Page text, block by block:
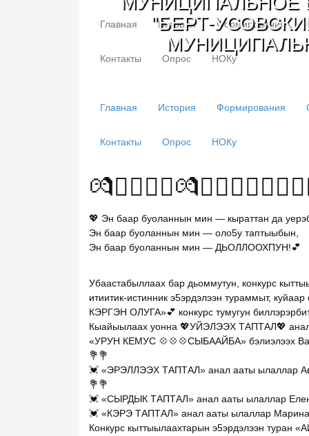
Главная История Формирования
Контакты Опрос НОКу
"БЕРТ-
Главная История Формирования
Контакты Опрос НОКу
💖 Эн баар буоланнын мин — кыраттан да
Эн баар буоланнын мин — оло5у таптыыбын,
Эн баар буоланнын мин — ДЬОЛЛООХПУН!💕
Убаастабыллаах бар дьоммутун, конкурс
итиитик-истинник э5эрдэлээн тураммыт,
КЭРГЭН ОЛУГА»💕 конкурс тумугун
Кыайыылаах уонна 💖УЙЭЛЭЭХ ТАПТАЛ💖
«УРУН КЕМУС 💠💠💠СЫБААЙБА» бэлиэлээх
💐💐
💓 «ЭРЭЛЛЭЭХ ТАПТАЛ» анал ааты ылаллар
💐💐
💓 «СЫРДЫК ТАПТАЛ» анал ааты ылаллар
💓 «КЭРЭ ТАПТАЛ» анал ааты ылаллар
Конкурс кыттыылаахтарын э5эрдэлээн туран